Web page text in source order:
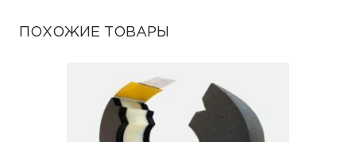
ПОХОЖИЕ ТОВАРЫ